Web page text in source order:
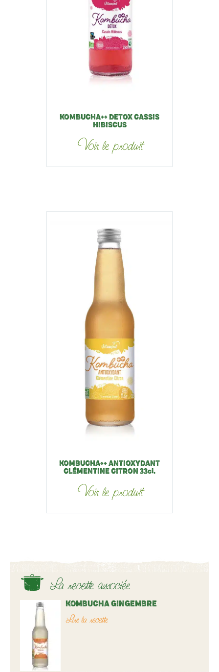
KOMBUCHA++ DETOX CASSIS
HIBISCUS
Voir le produit
KOMBUCHA++ ANTIOXYDANT
CLÉMENTINE CITRON 33cl.
Voir le produit
La recette associée
KOMBUCHA GINGEMBRE
Lire la recette